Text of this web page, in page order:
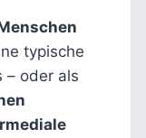
typische
– oder als